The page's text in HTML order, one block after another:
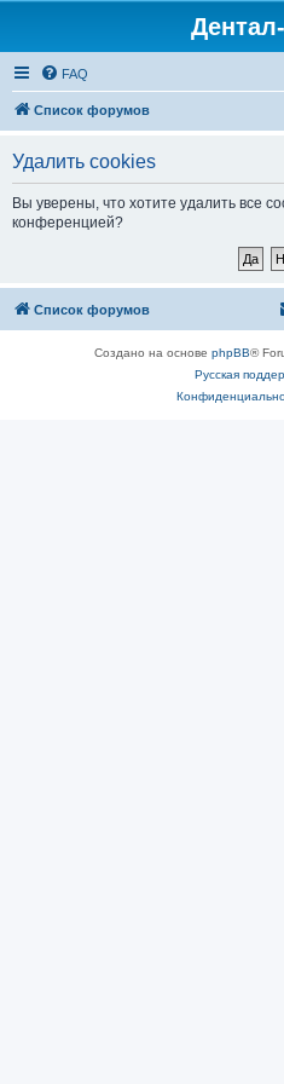
FAQ
Список форумов
Удалить cookies
Вы уверены, что хотите удалить все
конференцией?
Список форумов
Создано на основе phpBB®
Русская